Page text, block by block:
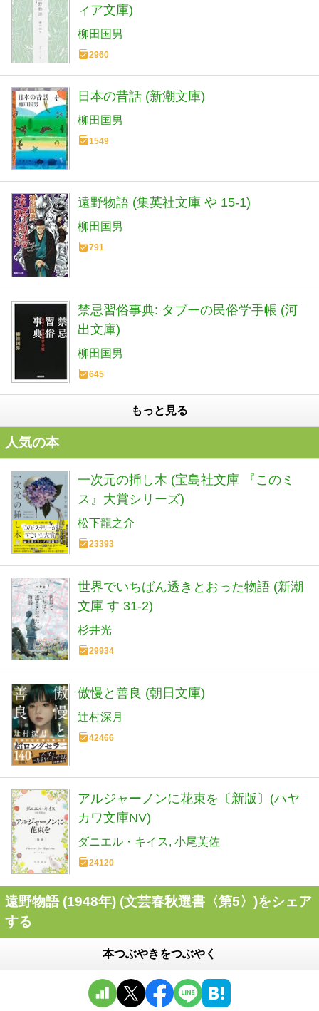
ィア文庫)
柳田国男
2960
日本の昔話 (新潮文庫)
柳田国男
1549
遠野物語 (集英社文庫 や 15-1)
柳田国男
791
禁忌習俗事典: タブーの民俗学手帳 (河
出文庫)
柳田国男
645
もっと見る
人気の本
一次元の挿し木 (宝島社文庫 『このミ
ス』大賞シリーズ)
松下龍之介
23393
世界でいちばん透きとおった物語 (新潮
文庫 す 31-2)
杉井光
29934
傲慢と善良 (朝日文庫)
辻村深月
42466
アルジャーノンに花束を〔新版〕(ハヤ
カワ文庫NV)
ダニエル・キイス 小尾芙佐
24120
遠野物語 (1948年) (文芸春秋選書〈第5〉)をシェア
する
本つぶやきをつぶやく